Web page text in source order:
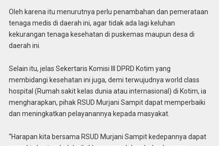
Oleh karena itu menurutnya perlu penambahan dan pemerataan
tenaga medis di daerah ini, agar tidak ada lagi keluhan
kekurangan tenaga kesehatan di puskemas maupun desa di
daerah ini.
Selain itu, jelas Sekertaris Komisi III DPRD Kotim yang
membidangi kesehatan ini juga, demi terwujudnya world class
hospital (Rumah sakit kelas dunia atau internasional) di Kotim, ia
mengharapkan, pihak RSUD Murjani Sampit dapat memperbaiki
dan meningkatkan pelayanannya kepada masyakat.
“Harapan kita bersama RSUD Murjani Sampit kedepannya dapat